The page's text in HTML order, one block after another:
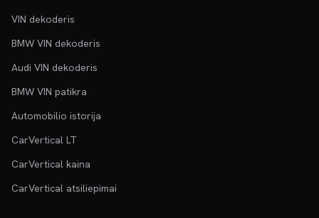
VIN dekoderis
BMW VIN dekoderis
Audi VIN dekoderis
BMW VIN patikra
Automobilio istorija
CarVertical LT
CarVertical kaina
CarVertical atsiliepimai